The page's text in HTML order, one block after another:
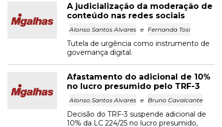
A judicialização da moderação de
conteúdo nas redes sociais
Alonso Santos Alvares e Fernanda Tosi
Tutela de urgência como instrumento de
governança digital.
Afastamento do adicional de 10%
no lucro presumido pelo TRF-3
Alonso Santos Alvares e Bruno Cavalcante
Decisão do TRF-3 suspende adicional de
10% da LC 224/25 no lucro presumido,